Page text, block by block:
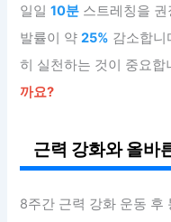
일일10분 스트레칭을
발률이 약25% 감소합니
히 실천하는 것이 중요합
까요?
근력 강화와 올바
8주간 근력 강화 운동 후